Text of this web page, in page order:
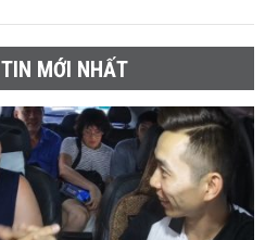
TIN MỚI NHẤT